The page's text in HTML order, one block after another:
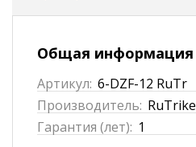
Общая информация
Артикул: 6-DZF-12 RuTr
Производитель: RuTrike
Гарантия (лет): 1